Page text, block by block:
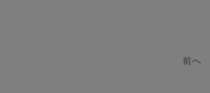
前へ